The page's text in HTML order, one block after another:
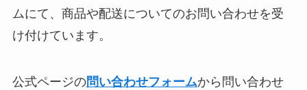
ムにて、商品や配送についてのお問い合わせを受
け付けています。
公式ページの問い合わせフォームから問い合わせ